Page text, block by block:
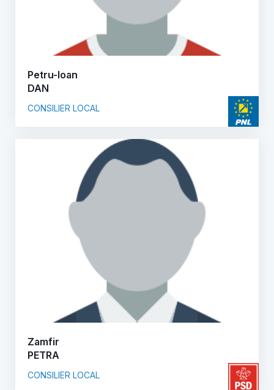
Petru-Ioan
DAN
CONSILIER LOCAL
Zamfir
PETRA
CONSILIER LOCAL